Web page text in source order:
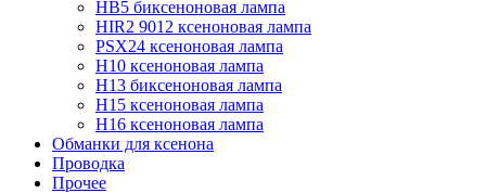
HB5 биксеноновая лампа
HIR2 9012 ксеноновая лампа
PSX24 ксеноновая лампа
H10 ксеноновая лампа
H13 биксеноновая лампа
H15 ксеноновая лампа
H16 ксеноновая лампа
Обманки для ксенона
Проводка
Прочее